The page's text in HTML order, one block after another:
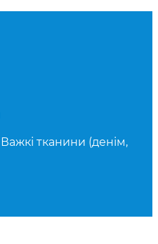
Важкі тканини (денім,